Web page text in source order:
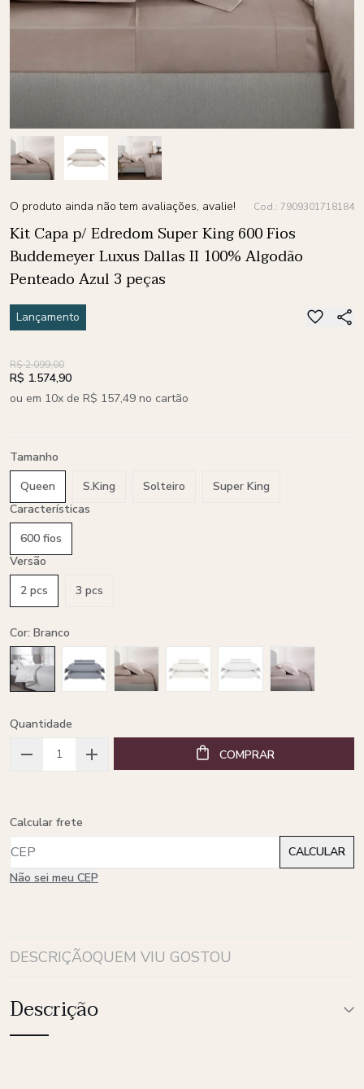
O produto ainda não tem avaliações, avalie! Cod.: 7909301718184
Kit Capa p/ Edredom Super King 600 Fios
Buddemeyer Luxus Dallas II 100% Algodão
Penteado Azul 3 peças
Lançamento
R$ 2.099,00
R$ 1.574,90
ou em 10x de R$ 157,49 no cartão
Tamanho
Queen
S.King Solteiro
Super King
Características
600 fios
Versão
2 pcs
3 pcs
Cor: Branco
Quantidade
COMPRAR
Calcular frete
Não sei meu CEP
DESCRIÇÃOQUEM VIU GOSTOU
Descrição